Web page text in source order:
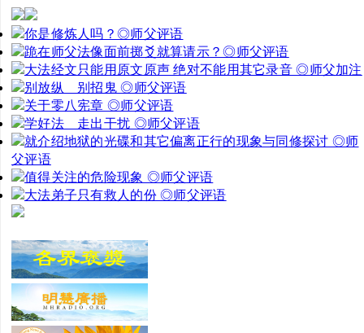
你是修炼人吗？◎师父评语
跪在师父法像面前掷爻就算请示？◎师父评语
大法经文只能用原文原声 绝对不能用其它录音 ◎师父加注
别放纵 别招鬼 ◎师父评语
关于零八宪章 ◎师父评语
学好法 走出干扰 ◎师父评语
就介绍地狱的光碟和其它偏离正行的现象与同修探讨 ◎师
父评语
值得关注的危险现象 ◎师父评语
大法弟子只有救人的份 ◎师父评语